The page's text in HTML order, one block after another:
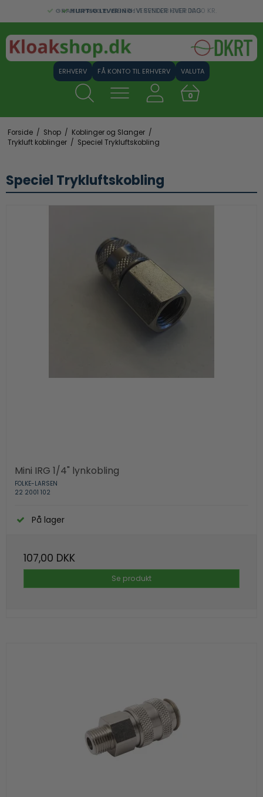
HURTIG LEVERING:VI SENDER HVER DAG
GRATIS FRAGT:VED ERHVERVSKØB OVER 1000 KR.
FÅ KONTO TIL ERHVERV VALUTA
0
Forside / Shop / Koblinger og Slanger /
Trykluft koblinger / Speciel Trykluftskobling
Speciel Trykluftskobling
Mini IRG 1/4" lynkobling
FOLKE-LARSEN
22 2001 102
På lager
107,00 DKK
Se produkt